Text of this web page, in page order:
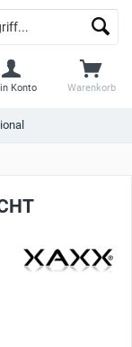
Warenkorb
Konto